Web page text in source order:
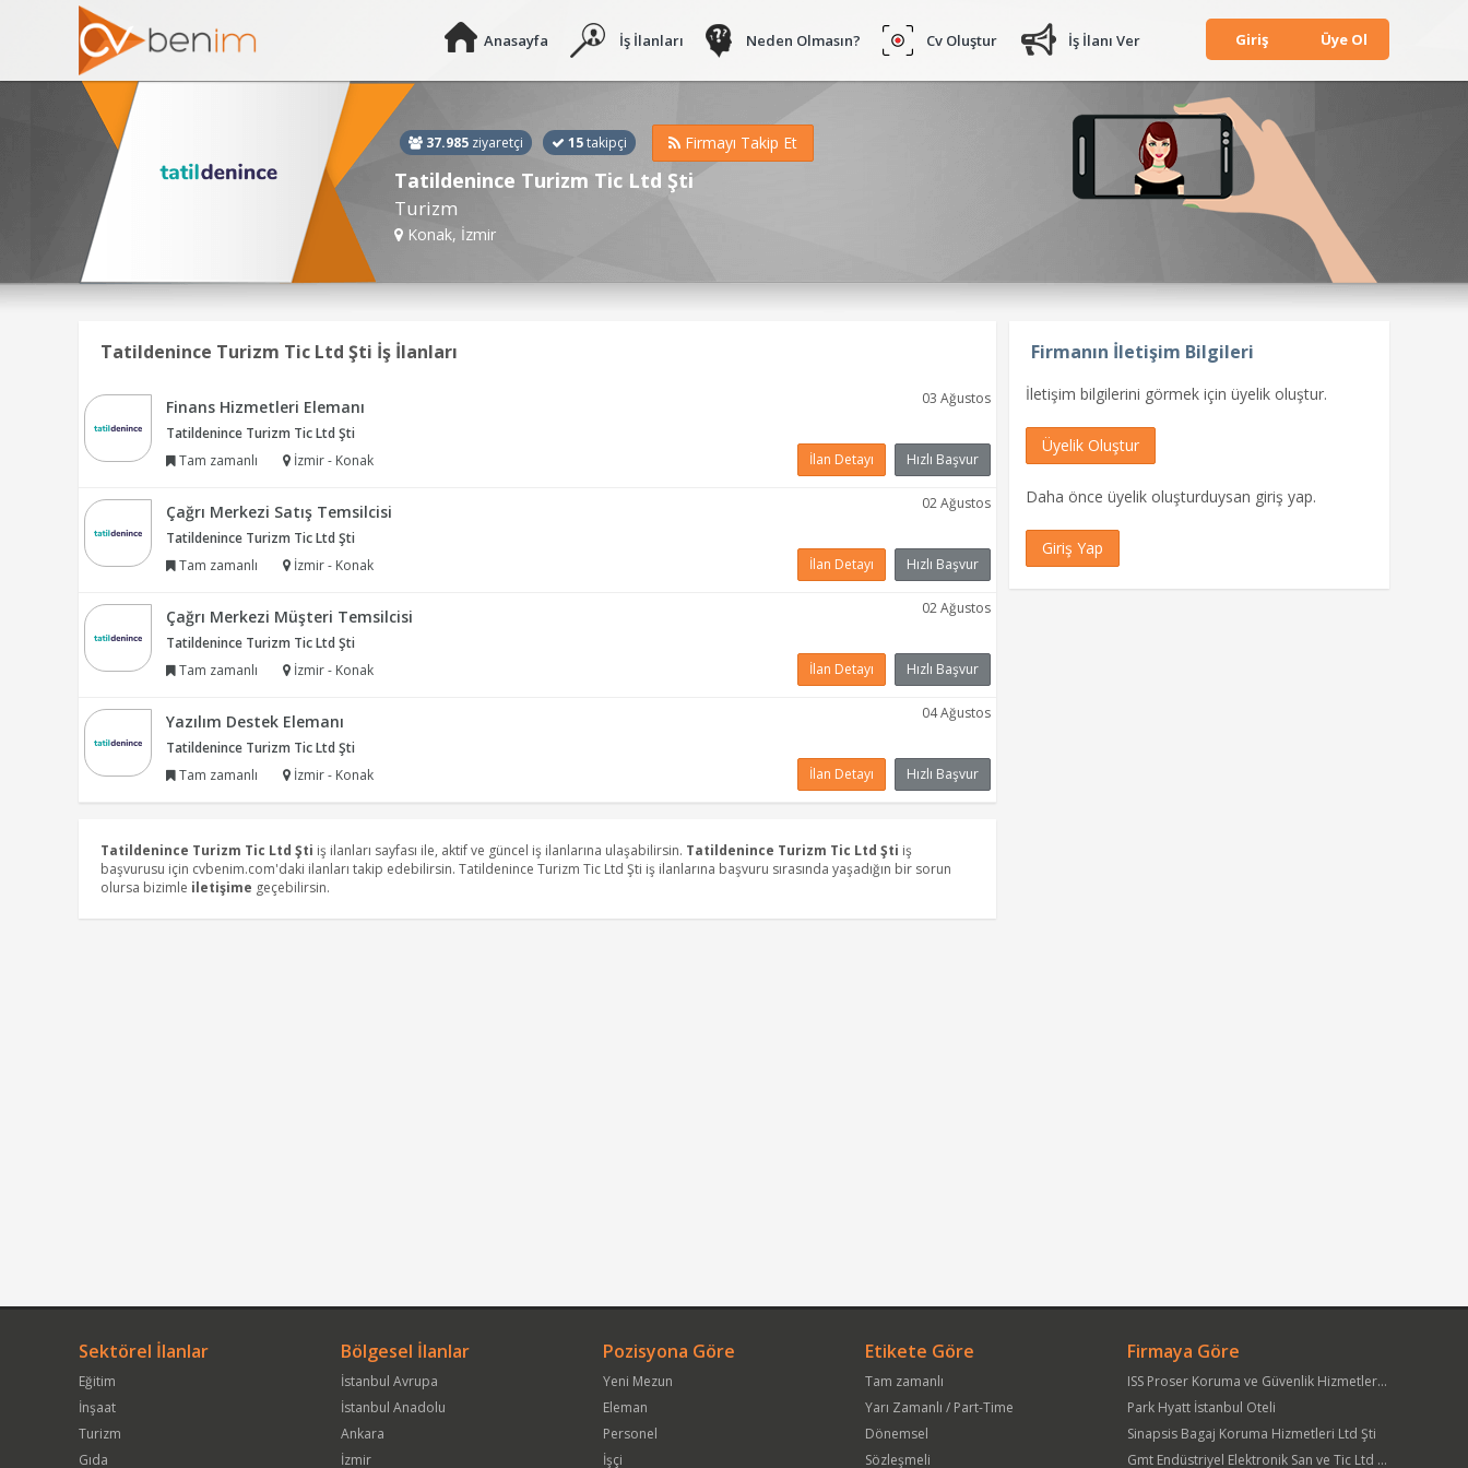
Anasayfa İş İlanları Neden Olmasın? Cv Oluştur İş İlanı Ver Giriş Üye Ol
37.985 ziyaretçi 15takipçi Firmayı Takip Et
Tatildenince Turizm Tic Ltd Şti
Turizm
Konak, İzmir
Tatildenince Turizm Tic Ltd Şti İş İlanları
İlan Detayı Hızlı Başvur
03 Ağustos
Finans Hizmetleri Elemanı
Tatildenince Turizm Tic Ltd Şti
Tam zamanlı
İzmir - Konak
İlan Detayı Hızlı Başvur
02 Ağustos
Çağrı Merkezi Satış Temsilcisi
Tatildenince Turizm Tic Ltd Şti
Tam zamanlı
İzmir - Konak
İlan Detayı Hızlı Başvur
02 Ağustos
Çağrı Merkezi Müşteri Temsilcisi
Tatildenince Turizm Tic Ltd Şti
Tam zamanlı
İzmir - Konak
İlan Detayı Hızlı Başvur
04 Ağustos
Yazılım Destek Elemanı
Tatildenince Turizm Tic Ltd Şti
Tam zamanlı
İzmir - Konak
Tatildenince Turizm Tic Ltd Şti iş ilanları sayfası ile, aktif ve güncel iş ilanlarına ulaşabilirsin. Tatildenince Turizm Tic Ltd Şti iş
başvurusu için cvbenim.com'daki ilanları takip edebilirsin. Tatildenince Turizm Tic Ltd Şti iş ilanlarına başvuru sırasında yaşadığın bir sorun
olursa bizimle iletişime geçebilirsin.
Firmanın İletişim Bilgileri
İletişim bilgilerini görmek için üyelik oluştur.
Üyelik Oluştur
Daha önce üyelik oluşturduysan giriş yap.
Giriş Yap
Sektörel İlanlar
Eğitim
İnşaat
Turizm
Gıda
Bölgesel İlanlar
İstanbul Avrupa
İstanbul Anadolu
Ankara
İzmir
Pozisyona Göre
Yeni Mezun
Eleman
Personel
İşçi
Etikete Göre
Tam zamanlı
Yarı Zamanlı / Part-Time
Dönemsel
Sözleşmeli
Firmaya Göre
ISS Proser Koruma ve Güvenlik Hizmetleri A.Ş.
Park Hyatt İstanbul Oteli
Sinapsis Bagaj Koruma Hizmetleri Ltd Şti
Gmt Endüstriyel Elektronik San ve Tic Ltd Şti